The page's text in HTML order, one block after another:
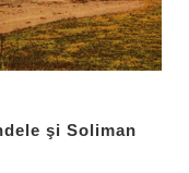
şi Soliman